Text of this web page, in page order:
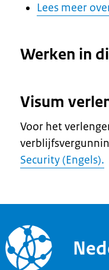
Lees meer
Werken in
Visum
Voor het
Security (Engels).